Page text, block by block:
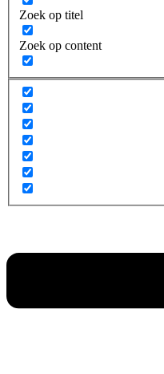
Zoek op titel
Zoek op content